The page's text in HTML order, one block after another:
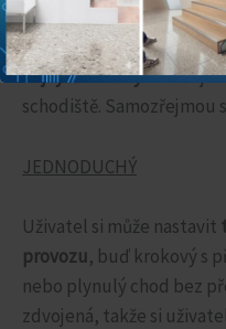
schodolezu. Kolečka i
rozměryzajišťující
nejvyšší kvalityzaručuje
schodiště. Samozřejmou
JEDNODUCHÝ
Uživatel si může nastavit
provozu, buď krokový s
nebo plynulý chod bez
zdvojená, takže si